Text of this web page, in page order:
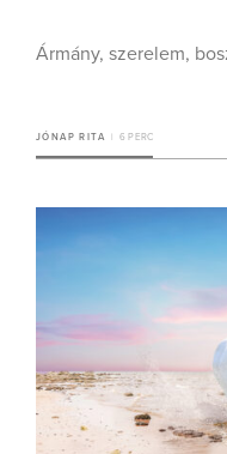
Ármány, szerelem,
JÓNAP RITA 6 PERC